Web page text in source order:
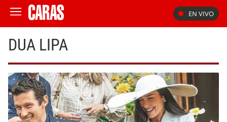
EN VIVO
DUA LIPA